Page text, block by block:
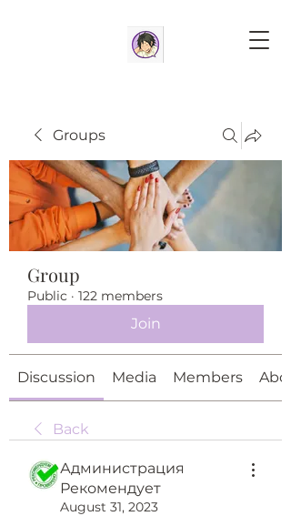
Groups
Group
Public · 122 members
Join
Discussion Media Members
Back
Администрация
Рекомендует
August 31, 2023